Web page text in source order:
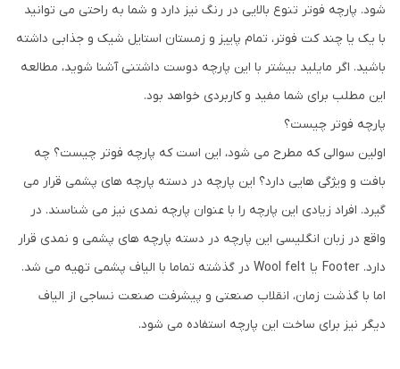
شود. پارچه فوتر تنوع بالایی در رنگ نیز دارد و شما به راحتی می توانید
با یک یا چند کت فوتر، تمام پاییز و زمستان استایل شیک و جذابی داشته
باشید. اگر مایلید بیشتر با این پارچه دوست داشتنی آشنا شوید، مطالعه
این مطلب برای شما مفید و کاربردی خواهد بود.
پارچه فوتر چیست؟
اولین سوالی که مطرح می شود، این است که پارچه فوتر چیست؟ چه
بافت و ویژگی هایی دارد؟ این پارچه در دسته پارچه های پشمی قرار می
گیرد. افراد زیادی این پارچه را با عنوان پارچه نمدی نیز می شناسند. در
واقع در زبان انگلیسی این پارچه در دسته پارچه های پشمی و نمدی قرار
دارد. Footer یا Wool felt در گذشته تماما با الیاف پشمی تهیه می شد.
اما با گذشت زمان، انقلاب صنعتی و پیشرفت صنعت نساجی از الیاف
دیگر نیز برای ساخت این پارچه استفاده می شود.